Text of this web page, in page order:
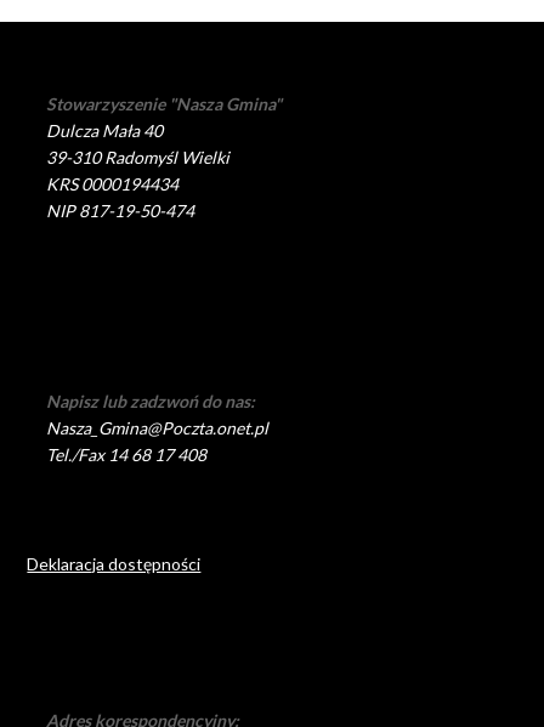
Stowarzyszenie "Nasza Gmina"
Dulcza Mała 40
39-310 Radomyśl Wielki
KRS 0000194434
NIP 817-19-50-474
Napisz lub zadzwoń do nas:
Nasza_Gmina@Poczta.onet.pl
Tel./Fax 14 68 17 408
Deklaracja dostępności
Adres korespondencyjny: